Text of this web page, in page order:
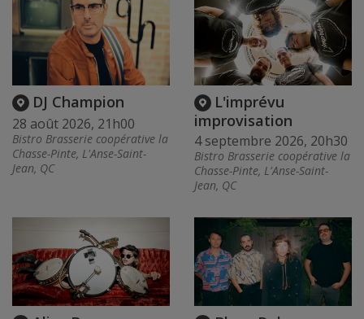
DJ Champion
28 août 2026, 21h00
Bistro Brasserie coopérative la
Chasse-Pinte, L'Anse-Saint-
Jean, QC
L'imprévu
improvisation
4 septembre 2026, 20h30
Bistro Brasserie coopérative la
Chasse-Pinte, L'Anse-Saint-
Jean, QC